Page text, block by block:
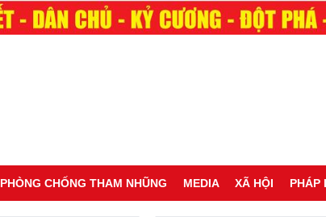
PHÒNG CHỐNG THAM NHŨNG MEDIA XÃ HỘI PHÁP